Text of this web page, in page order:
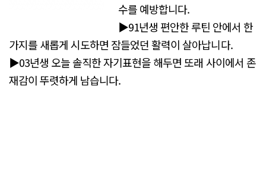
수를 예방합니다.
▶91년생 편안한 루틴 안에서 한
가지를 새롭게 시도하면 잠들었던 활력이 살아납니다.
▶03년생 오늘 솔직한 자기표현을 해두면 또래 사이에서 존
재감이 뚜렷하게 남습니다.